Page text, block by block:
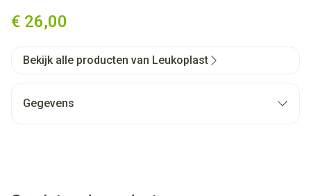
€ 26,00
Bekijk alle producten van Leukoplast
Gegevens